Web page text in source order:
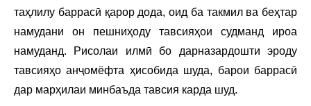
таҳлилу баррасӣ қарор дода, оид ба такмил ва беҳтар
намудани он пешниҳоду тавсияҳои судманд ироа
намуданд. Рисолаи илмӣ бо дарназардошти эроду
тавсияҳо анҷомёфта ҳисобида шуда, барои баррасӣ
дар марҳилаи минбаъда тавсия карда шуд.